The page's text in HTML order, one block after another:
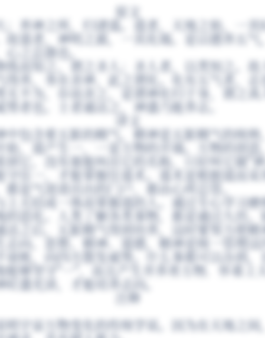
原文
养神之所，归诸道。道者，天地之始，一其
故道者，神明之源，一其化端。是以德养五
之总摄也。
而知之，谓之圣人；圣人者，以类知之。
养，务在舍神，此之谓化。化有五气者，志
不为，存而舍之，是谓神化归于身，谓之
者也。士者通达之，神盛乃能养志。
译文
包含着五脏的精气，精神是五脏精气的统
，道产生一，一是万物的开端。万物的创
它，没有谁能叫出它的名称，只好叫它做"
住一，才能掌握住道术。道术是根据道而
是气进进出出的门户，都由心所总管。
上天结成一体而掌握道的人。通过专心学习
造化。人类了解各类事物，都是通过九窍
之后，五脏精气得到培养，这时要努力使
志向、思想、精神、道德，精神是统一管理
衰败，向四方散发威势。什么事都可以办到
能够坚守"一"，而且产生并养育万物．怀着
盛充沛，才能培养志向。
注释
宇宙万物变化的传统学说。因为在天地之间